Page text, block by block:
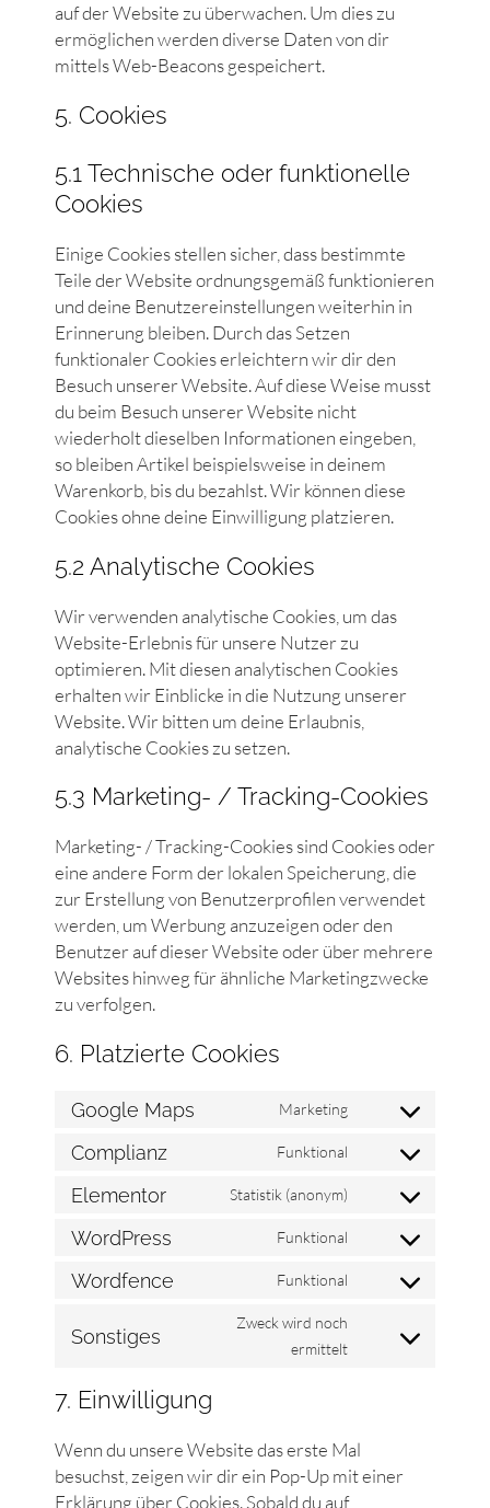
auf der Website zu überwachen. Um dies zu
ermöglichen werden diverse Daten von dir
mittels Web-Beacons gespeichert.
5. Cookies
5.1 Technische oder funktionelle
Cookies
Einige Cookies stellen sicher, dass bestimmte
Teile der Website ordnungsgemäß funktionieren
und deine Benutzereinstellungen weiterhin in
Erinnerung bleiben. Durch das Setzen
funktionaler Cookies erleichtern wir dir den
Besuch unserer Website. Auf diese Weise musst
du beim Besuch unserer Website nicht
wiederholt dieselben Informationen eingeben,
so bleiben Artikel beispielsweise in deinem
Warenkorb, bis du bezahlst. Wir können diese
Cookies ohne deine Einwilligung platzieren.
5.2 Analytische Cookies
Wir verwenden analytische Cookies, um das
Website-Erlebnis für unsere Nutzer zu
optimieren. Mit diesen analytischen Cookies
erhalten wir Einblicke in die Nutzung unserer
Website. Wir bitten um deine Erlaubnis,
analytische Cookies zu setzen.
5.3 Marketing- / Tracking-Cookies
Marketing- / Tracking-Cookies sind Cookies oder
eine andere Form der lokalen Speicherung, die
zur Erstellung von Benutzerprofilen verwendet
werden, um Werbung anzuzeigen oder den
Benutzer auf dieser Website oder über mehrere
Websites hinweg für ähnliche Marketingzwecke
zu verfolgen.
6. Platzierte Cookies
Google Maps Marketing
Complianz Funktional
Elementor Statistik (anonym)
WordPress Funktional
Wordfence Funktional
Sonstiges
Zweck wird noch
ermittelt
7. Einwilligung
Wenn du unsere Website das erste Mal
besuchst, zeigen wir dir ein Pop-Up mit einer
Erklärung über Cookies. Sobald du auf